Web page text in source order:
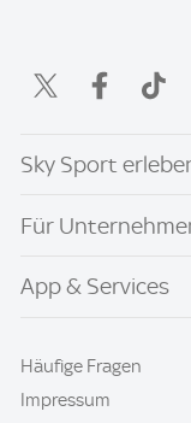
Sky Sport
Für
App & Services
Häufige Fragen
Impressum